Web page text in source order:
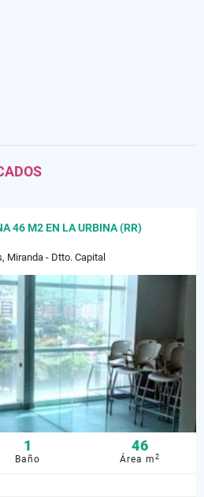
46 M2 EN LA URBINA (RR)
Miranda - Dtto. Capital
1
Baño
46
Área m2